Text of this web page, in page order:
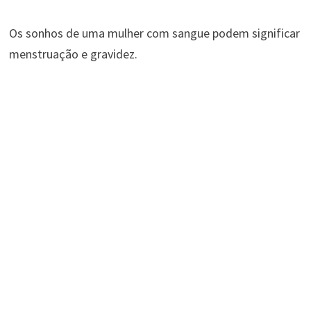
Os sonhos de uma mulher com sangue podem significar
menstruação e gravidez.